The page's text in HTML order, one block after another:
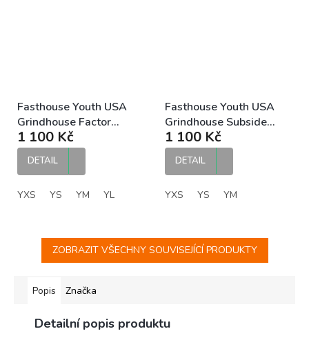
Fasthouse Youth USA
Grindhouse Factor
Jersey White Black
dětský MX dres
1 100 Kč
DETAIL
YXS YS YM YL
Fasthouse Youth USA
Grindhouse Subside
Jersey Red dětský MX
dres
1 100 Kč
DETAIL
YXS YS YM
ZOBRAZIT VŠECHNY SOUVISEJÍCÍ PRODUKTY
Popis Značka
Detailní popis produktu